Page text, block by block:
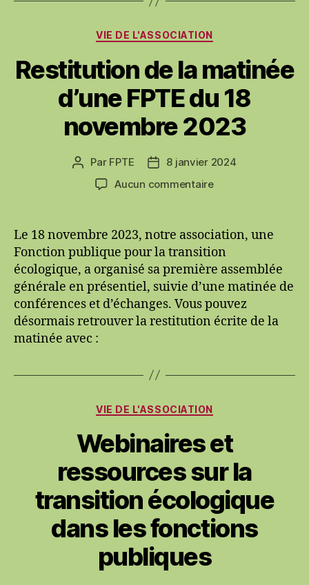
Catégories
VIE DE L'ASSOCIATION
Restitution de la matinée
d’une FPTE du 18
novembre 2023
Auteur
l’article
Par FPTE
Date8 janvier 2024
Aucun commentairesur
la
matinée
d’une
FPTE
du
18
novembre
Le 18 novembre 2023, notre association, une
Fonction publique pour la transition
écologique, a organisé sa première assemblée
générale en présentiel, suivie d’une matinée de
conférences et d’échanges. Vous pouvez
désormais retrouver la restitution écrite de la
matinée avec :
Catégories
VIE DE L'ASSOCIATION
Webinaires et
ressources sur la
transition écologique
dans les fonctions
publiques